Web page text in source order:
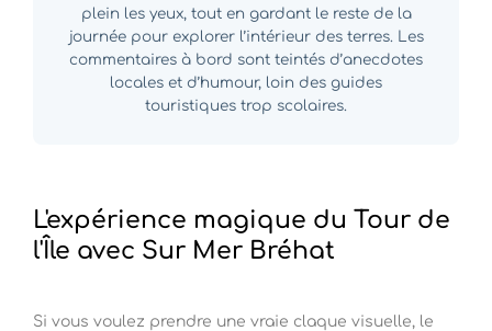
plein les yeux, tout en gardant le reste de la
journée pour explorer l’intérieur des terres. Les
commentaires à bord sont teintés d’anecdotes
locales et d’humour, loin des guides
touristiques trop scolaires.
L'expérience magique du Tour de
l'Île avec Sur Mer Bréhat
Si vous voulez prendre une vraie claque visuelle, le